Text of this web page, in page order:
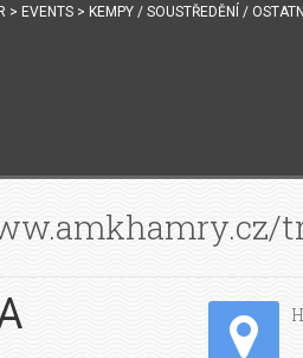
> EVENTS > KEMPY / SOUSTŘEDĚNÍ / OSTATNÍ